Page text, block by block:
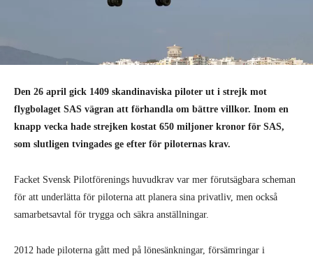
Den 26 april gick 1409 skandinaviska piloter ut i strejk mot
flygbolaget SAS vägran att förhandla om bättre villkor. Inom en
knapp vecka hade strejken kostat 650 miljoner kronor för SAS,
som slutligen tvingades ge efter för piloternas krav.
Facket Svensk Pilotförenings huvudkrav var mer förutsägbara scheman
för att underlätta för piloterna att planera sina privatliv, men också
samarbetsavtal för trygga och säkra anställningar.
2012 hade piloterna gått med på lönesänkningar, försämringar i